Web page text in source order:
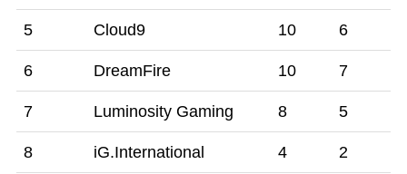
5 Cloud9 10 6
6 DreamFire 10 7
7 Luminosity Gaming 8 5
8 iG.International 4 2